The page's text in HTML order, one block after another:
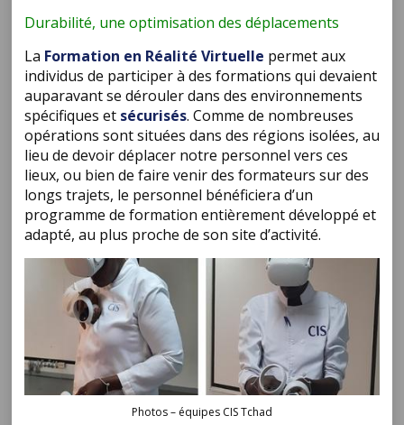
Durabilité, une optimisation des déplacements
La Formation en Réalité Virtuelle permet aux
individus de participer à des formations qui devaient
auparavant se dérouler dans des environnements
spécifiques et sécurisés. Comme de nombreuses
opérations sont situées dans des régions isolées, au
lieu de devoir déplacer notre personnel vers ces
lieux, ou bien de faire venir des formateurs sur des
longs trajets, le personnel bénéficiera d’un
programme de formation entièrement développé et
adapté, au plus proche de son site d’activité.
Photos – équipes CIS Tchad